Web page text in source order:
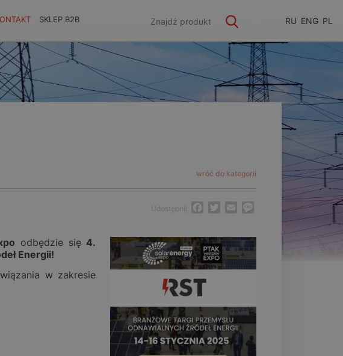
SKLEP B2B RU ENG PL
wróć do kategorii
Udostępnij: Facebook
Twitter
Email Message
odbędzie się4.
Energii!
w zakresie